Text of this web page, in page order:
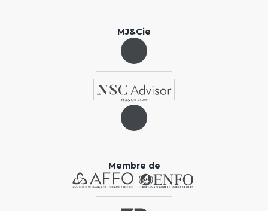
MJ&Cie
Membre de